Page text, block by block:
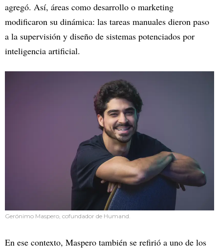
agregó. Así, áreas como desarrollo o marketing
modificaron su dinámica: las tareas manuales dieron paso
a la supervisión y diseño de sistemas potenciados por
inteligencia artificial.
Gerónimo Maspero, cofundador de Humand.
En ese contexto, Maspero también se refirió a uno de los